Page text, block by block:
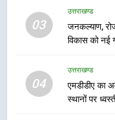
03
उत्तराखण्ड
जनकल्याण,
विकास को नई
04
उत्तराखण्ड
एमडीडीए का
स्थानों पर 12